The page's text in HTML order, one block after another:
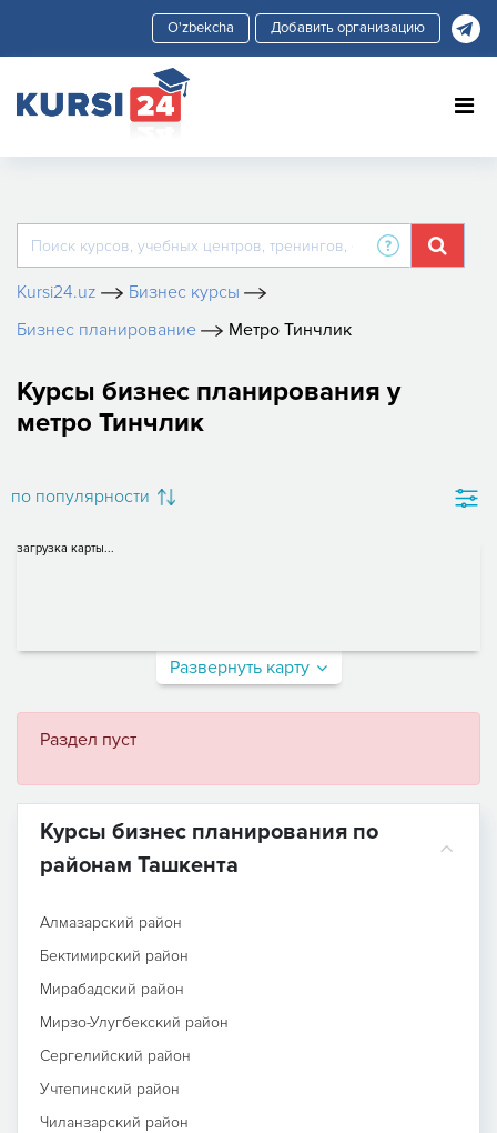
Добавить организацию
Kursi24.uz
Бизнес курсы
Бизнес планирование
Метро Тинчлик
Курсы бизнес планирования у
метро Тинчлик
по популярности
загрузка карты...
Развернуть карту
Раздел пуст
Курсы бизнес планирования по
районам Ташкента
Алмазарский район
Бектимирский район
Мирабадский район
Мирзо-Улугбекский район
Сергелийский район
Учтепинский район
Чиланзарский район